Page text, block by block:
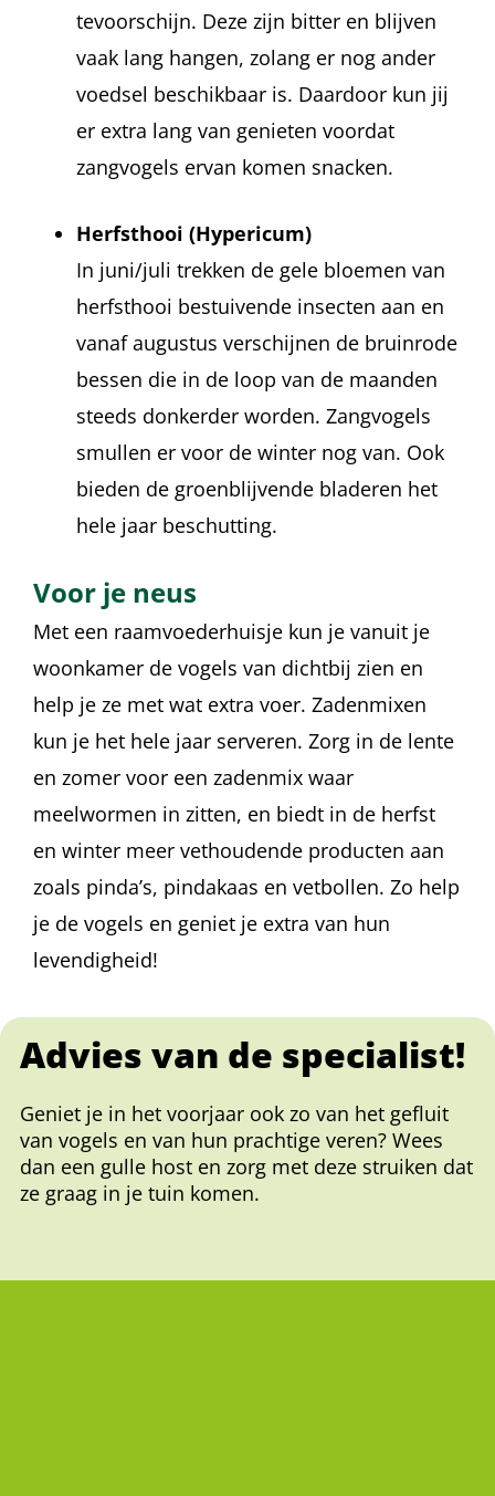
tevoorschijn. Deze zijn bitter en blijven
vaak lang hangen, zolang er nog ander
voedsel beschikbaar is. Daardoor kun jij
er extra lang van genieten voordat
zangvogels ervan komen snacken.
Herfsthooi (Hypericum)
In juni/juli trekken de gele bloemen van
herfsthooi bestuivende insecten aan en
vanaf augustus verschijnen de bruinrode
bessen die in de loop van de maanden
steeds donkerder worden. Zangvogels
smullen er voor de winter nog van. Ook
bieden de groenblijvende bladeren het
hele jaar beschutting.
Voor je neus
Met een raamvoederhuisje kun je vanuit je
woonkamer de vogels van dichtbij zien en
help je ze met wat extra voer. Zadenmixen
kun je het hele jaar serveren. Zorg in de lente
en zomer voor een zadenmix waar
meelwormen in zitten, en biedt in de herfst
en winter meer vethoudende producten aan
zoals pinda’s, pindakaas en vetbollen. Zo help
je de vogels en geniet je extra van hun
levendigheid!
Advies van de specialist!
Geniet je in het voorjaar ook zo van het gefluit
van vogels en van hun prachtige veren? Wees
dan een gulle host en zorg met deze struiken dat
ze graag in je tuin komen.